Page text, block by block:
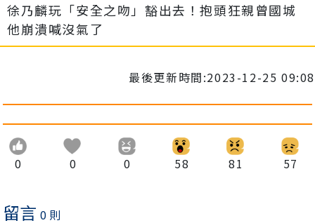
徐乃麟玩「安全之吻」豁出去！抱頭狂親曾國城
他崩潰喊沒氣了
最後更新時間:2023-12-25 09:08
0 0 0 58 81 57